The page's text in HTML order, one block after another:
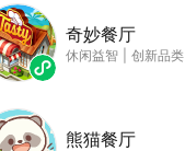
奇妙餐厅
休闲益智 创新品类
熊猫餐厅